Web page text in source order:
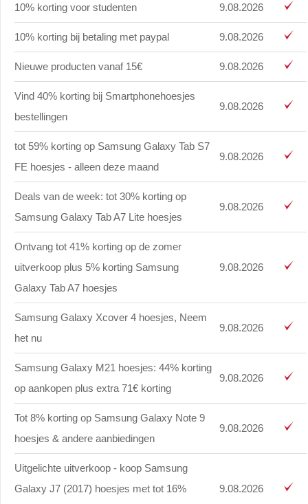
10% korting voor studenten 9.08.2026
10% korting bij betaling met paypal 9.08.2026
Nieuwe producten vanaf 15€ 9.08.2026
Vind 40% korting bij Smartphonehoesjes
bestellingen
9.08.2026
tot 59% korting op Samsung Galaxy Tab S7
FE hoesjes - alleen deze maand
9.08.2026
Deals van de week: tot 30% korting op
Samsung Galaxy Tab A7 Lite hoesjes
9.08.2026
Ontvang tot 41% korting op de zomer
uitverkoop plus 5% korting Samsung
Galaxy Tab A7 hoesjes
9.08.2026
Samsung Galaxy Xcover 4 hoesjes, Neem
het nu
9.08.2026
Samsung Galaxy M21 hoesjes: 44% korting
op aankopen plus extra 71€ korting
9.08.2026
Tot 8% korting op Samsung Galaxy Note 9
hoesjes & andere aanbiedingen
9.08.2026
Uitgelichte uitverkoop - koop Samsung
Galaxy J7 (2017) hoesjes met tot 16%
9.08.2026